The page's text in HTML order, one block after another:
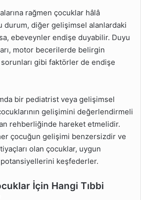
rağmen çocuklar hâlâ
durum, diğer gelişimsel alanlardaki
ebeveynler endişe duyabilir. Duyu
motor becerilerde belirgin
gibi faktörler de endişe
bir pediatrist veya gelişimsel
gelişimini değerlendirmeli
rehberliğinde hareket etmelidir.
çocuğun gelişimi benzersizdir ve
olan çocuklar, uygun
keşfederler.
İçin Hangi Tıbbi